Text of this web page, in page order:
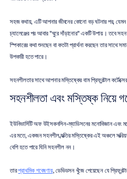
সহজ কথায়, এটি আপনার জীবনের কোনো বড় ঘটনার পর, যেমন
চ্যালেঞ্জের পর আবার "ঘুরে দাঁড়ানোর" একটি উপায়। তবে
স্পিকারের কথা শুনছেন বা কতটা প্রার্থনা করছেন তার সাথে
উপকারী হতে পারে।
সহনশীলতার সাথে আপনার মস্তিষ্কের বাম প্রিফ্রন্টাল
সহনশীলতা এবং মস্তিষ্ক নিয়ে
ইউনিভার্সিটি অফ উইসকনসিন-ম্যাডিসনের মনোবিজ্ঞান এবং
এর মতে, একজন সহনশীল ব্যক্তির মস্তিষ্কের এই অঞ্চলে
বেশি হতে পারে যিনি সহনশীল নন।
তার প্রাথমিক গবেষণায়, ডেভিডসন খুঁজে পেয়েছেন যে